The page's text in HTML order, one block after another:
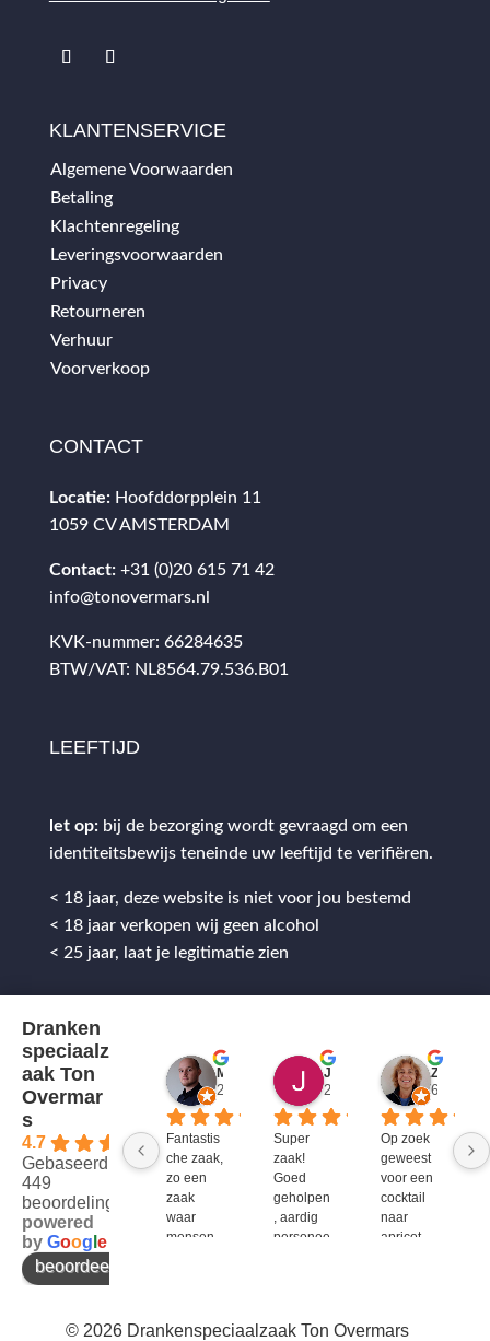
KLANTENSERVICE
Algemene Voorwaarden
Betaling
Klachtenregeling
Leveringsvoorwaarden
Privacy
Retourneren
Verhuur
Voorverkoop
CONTACT
Locatie: Hoofddorpplein 11
1059 CV AMSTERDAM
Contact: +31 (0)20 615 71 42
info@tonovermars.nl
KVK-nummer: 66284635
BTW/VAT: NL8564.79.536.B01
LEEFTIJD
let op: bij de bezorging wordt gevraagd om een
identiteitsbewijs teneinde uw leeftijd te verifiëren.
< 18 jaar, deze website is niet voor jou bestemd
< 18 jaar verkopen wij geen alcohol
< 25 jaar, laat je legitimatie zien
Dranken
speciaalz
aak Ton
Overmar
s
4.7
Gebaseerd op
449
beoordelingen
powered
by Goog e
beoordeel ons op
2 jaar geleden
Fantastis
che zaak,
zo een
zaak
waar
mensen
enthousi
2 jaar geleden
Super
zaak!
Goed
geholpen
, aardig
personee
6 jaar
Op zoek
geweest
voor een
cocktail
naar
apricot
niet te
© 2026 Drankenspeciaalzaak Ton Overmars